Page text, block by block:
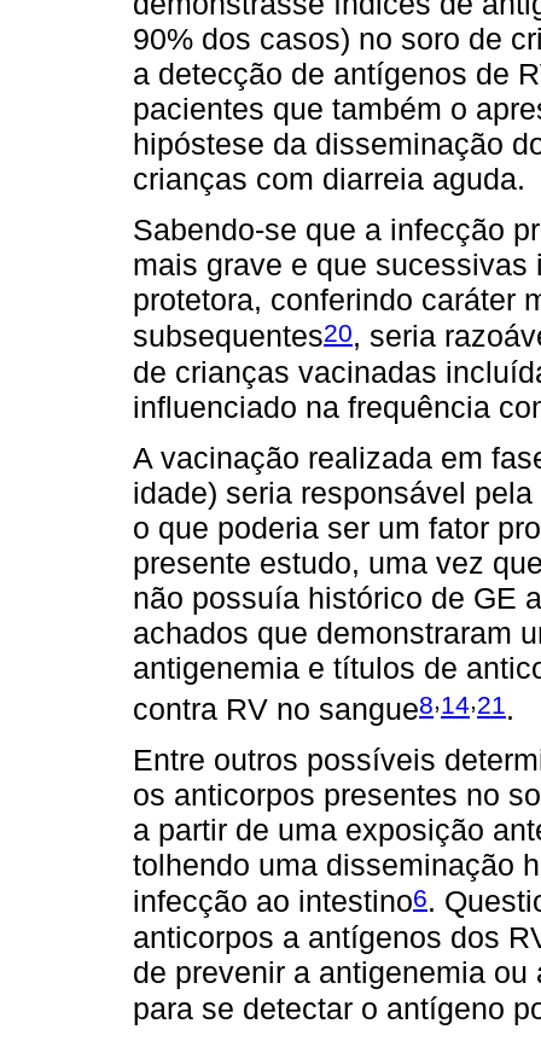
90% dos casos) no soro de
a detecção de antígenos de
pacientes que também o
hipóstese da disseminação
crianças com diarreia aguda.
Sabendo-se que a infecção
mais grave e que
protetora, conferindo caráter
subsequentes20, seria
de crianças vacinadas
influenciado na frequência
A vacinação realizada em
idade) seria responsável
o que poderia ser um fator
presente estudo, uma vez
não possuía histórico de GE
achados que demonstraram
antigenemia e títulos de
contra RV no sangue8,14,21.
Entre outros possíveis
os anticorpos presentes no
a partir de uma exposição
tolhendo uma disseminação
infecção ao intestino6.
anticorpos a antígenos dos
de prevenir a antigenemia
para se detectar o antígeno